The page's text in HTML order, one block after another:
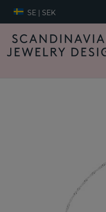
SE | SEK